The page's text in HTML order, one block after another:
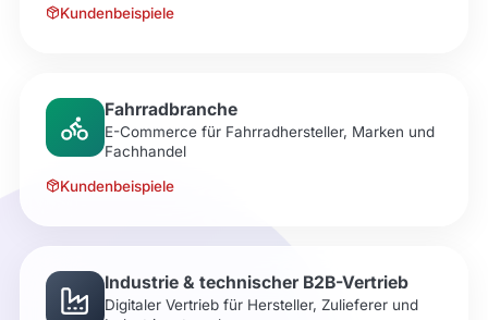
Kundenbeispiele
Fahrradbranche
E-Commerce für Fahrradhersteller, Marken und
Fachhandel
Kundenbeispiele
Industrie & technischer B2B-Vertrieb
Digitaler Vertrieb für Hersteller, Zulieferer und